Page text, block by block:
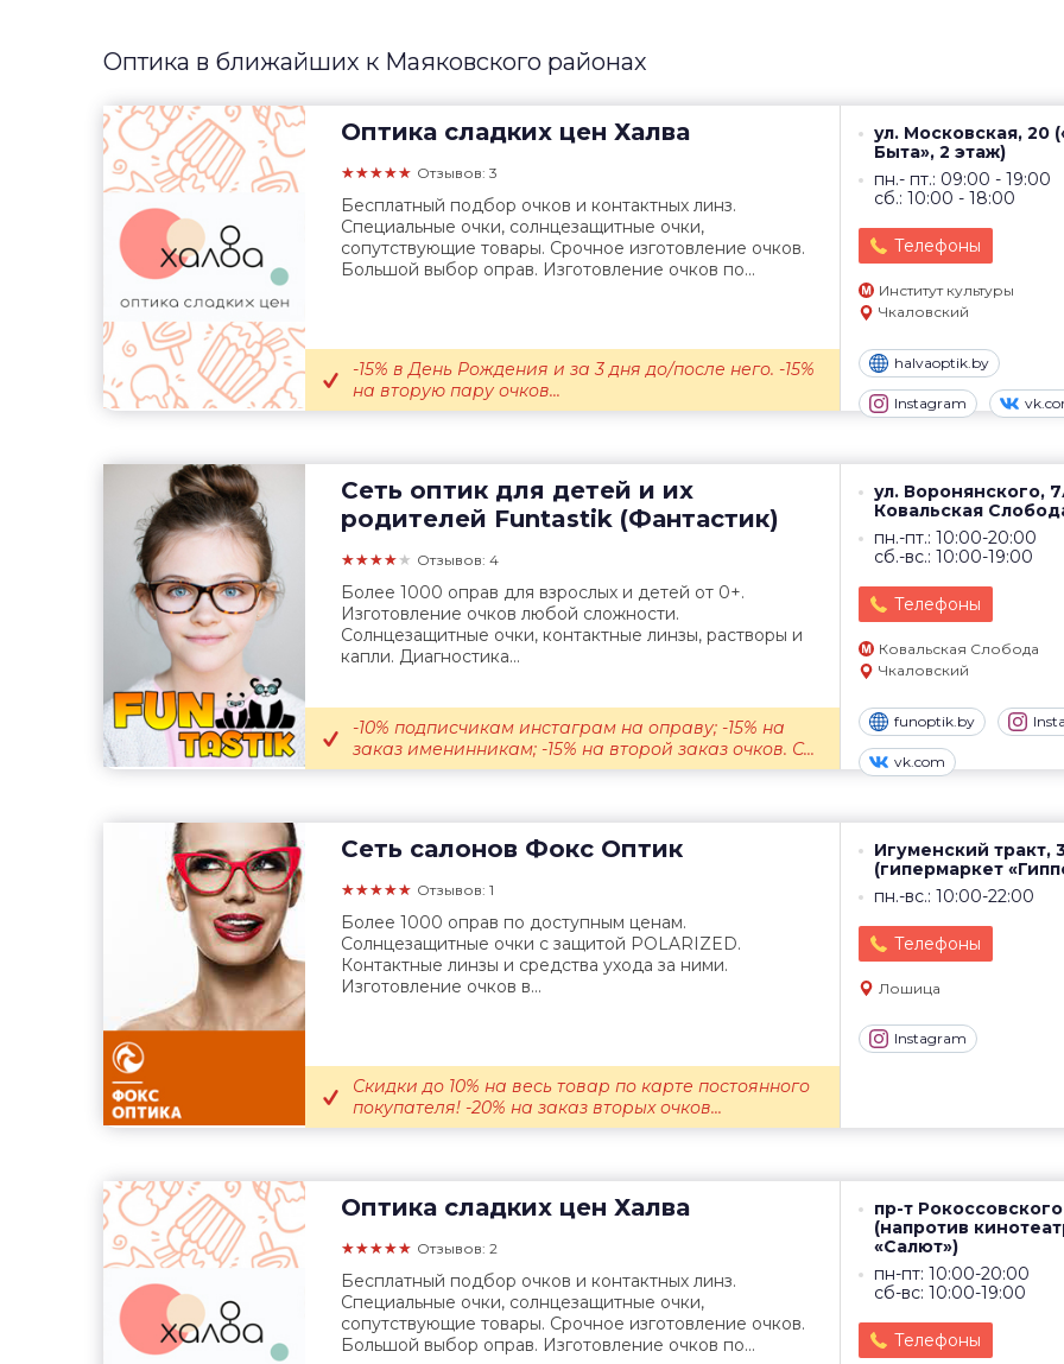
Оптика в ближайших к Маяковского районах
Оптика сладких цен Халва
★★★★★ Отзывов: 3
ул. Московская, 20
Быта», 2 этаж)
пн.- пт.: 09:00 - 19:00
сб.: 10:00 - 18:00
Телефоны
Институт культуры
Чкаловский
halvaoptik.by
Instagram
Бесплатный подбор очков и контактных линз.
Специальные очки, солнцезащитные очки,
сопутствующие товары. Срочное изготовление очков.
Большой выбор оправ. Изготовление очков по...
-15% в День Рождения и за 3 дня до/после него. -15%
на вторую пару очков...
Сеть оптик для детей и их
родителей Funtastik (Фантастик)
★★★★★ Отзывов: 4
ул. Воронянского,
Ковальская
пн.-пт.: 10:00-20:00
сб.-вс.: 10:00-19:00
Телефоны
Ковальская Слобода
Чкаловский
funoptik.by
vk.com
Более 1000 оправ для взрослых и детей от 0+.
Изготовление очков любой сложности.
Солнцезащитные очки, контактные линзы, растворы и
капли. Диагностика...
-10% подписчикам инстаграм на оправу; -15% на
заказ именинникам; -15% на второй заказ очков. С...
Сеть салонов Фокс Оптик
★★★★★ Отзывов: 1
Игуменский тракт,
(гипермаркет
пн.-вс.: 10:00-22:00
Телефоны
Лошица
Instagram
Более 1000 оправ по доступным ценам.
Солнцезащитные очки с защитой POLARIZED.
Контактные линзы и средства ухода за ними.
Изготовление очков в...
Скидки до 10% на весь товар по карте постоянного
покупателя! -20% на заказ вторых очков...
Оптика сладких цен Халва
★★★★★ Отзывов: 2
пр-т
(напротив
«Салют»)
пн-пт: 10:00-20:00
сб-вс: 10:00-19:00
Телефоны
Бесплатный подбор очков и контактных линз.
Специальные очки, солнцезащитные очки,
сопутствующие товары. Срочное изготовление очков.
Большой выбор оправ. Изготовление очков по...